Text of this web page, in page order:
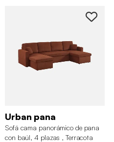
Urban pana
Sofá cama panorámico de pana
con baúl, 4 plazas , Terracota